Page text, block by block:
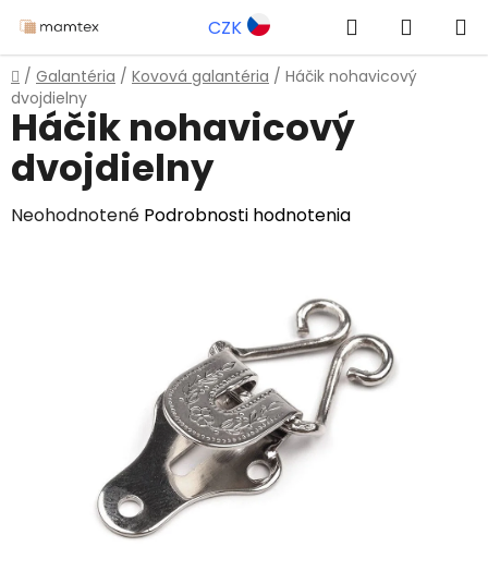
na
obsah
CZK Hľadať
KOŠÍK
Domov
/ Galantéria / Kovová galantéria / Háčik nohavicový
dvojdielny
Háčik nohavicový
dvojdielny
Priemerné
Neohodnotené Podrobnosti hodnotenia